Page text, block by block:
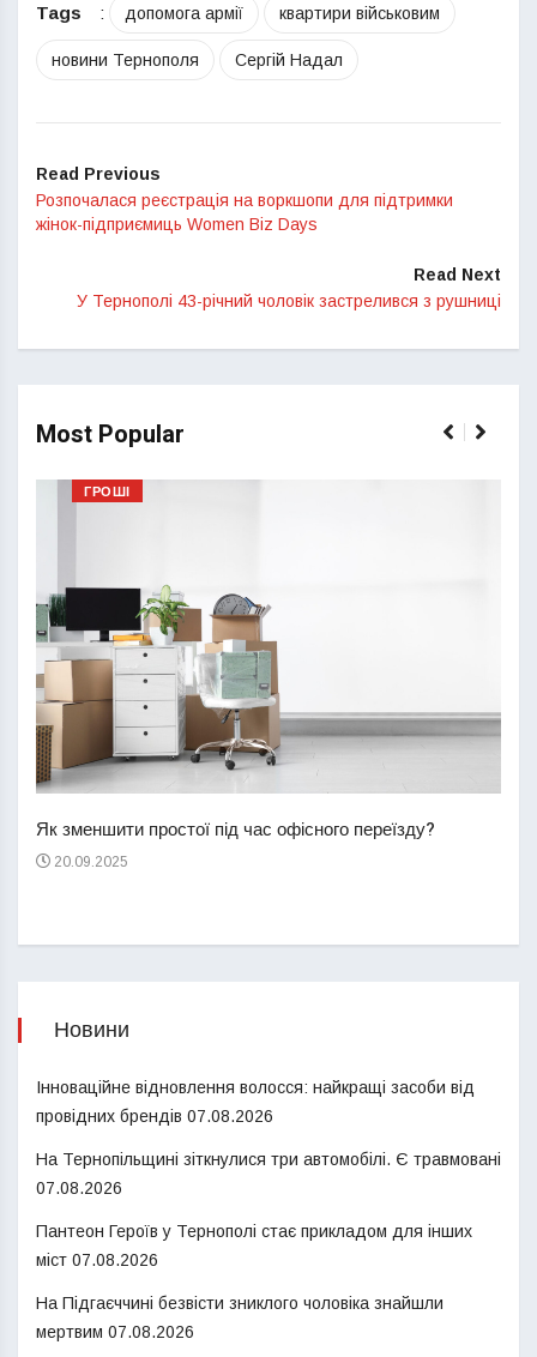
Tags : допомога армії квартири військовим
новини Тернополя Сергій Надал
Read Previous
Розпочалася реєстрація на воркшопи для підтримки
жінок-підприємиць Women Biz Days
Read Next
У Тернополі 43-річний чоловік застрелився з рушниці
Most Popular
ГРОШІ
Як зменшити простої під час офісного переїзду?
20.09.2025
Новини
Інноваційне відновлення волосся: найкращі засоби від
провідних брендів 07.08.2026
На Тернопільщині зіткнулися три автомобілі. Є травмовані
07.08.2026
Пантеон Героїв у Тернополі стає прикладом для інших
міст 07.08.2026
На Підгаєччині безвісти зниклого чоловіка знайшли
мертвим 07.08.2026